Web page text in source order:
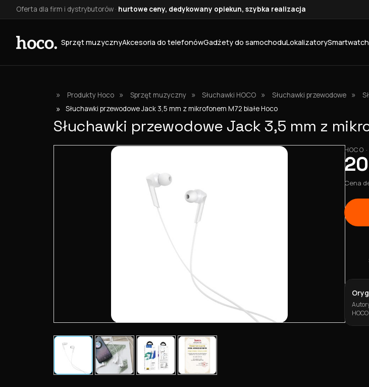
Oferta dla firm i dystrybutorów · hurtowe ceny, dedykowany opiekun, szybka realizacja
Sprzęt muzycznyAkcesoria do telefonówGadżety do samochoduLokalizatory
» Produkty Hoco » Sprzęt muzyczny » Słuchawki HOCO » Słuchawki przewodowe »
» Słuchawki przewodowe Jack 3,5 mm z mikrofonem M72 białe Hoco
Słuchawki przewodowe Jack 3,5 mm z
HOCO
Cena
HOCO